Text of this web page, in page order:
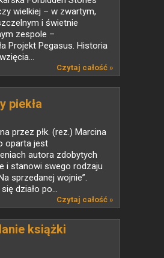
wielkiej – w zwartym,
i świetnie
zespole –
Projekt Pegasus. Historia
Czytaj całość »
piekła
przez płk. (rez.) Marcina
oparta jest
autora zdobytych
i stanowi swego rodzaju
sprzedanej wojnie”.
działo po...
Czytaj całość »
książki